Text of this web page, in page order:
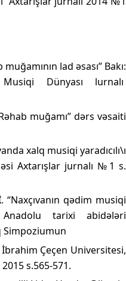
muğamının lad əsası” Bakı:
Dünyası lurnalı
muğamı” dərs vəsaiti
xalq musiqi yaradıcılı\ı
Axtarışlar jurnalı №1 s.
. “Naxçıvanın qədim musiqi
tarixi abidələri
Simpoziumun
İbrahim Çeçen Universitesi,
s.565-571.